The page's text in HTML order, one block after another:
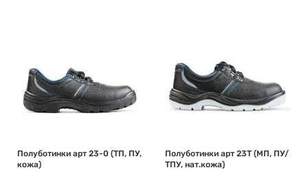
Полуботинки арт 23-0 (ТП, ПУ,
кожа)
Полуботинки арт 23Т (МП, ПУ/
ТПУ, нат.кожа)